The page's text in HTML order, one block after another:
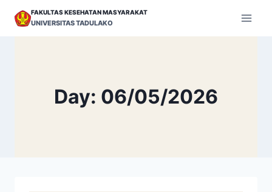
FAKULTAS KESEHATAN MASYARAKAT
UNIVERSITAS TADULAKO
Day: 06/05/2026